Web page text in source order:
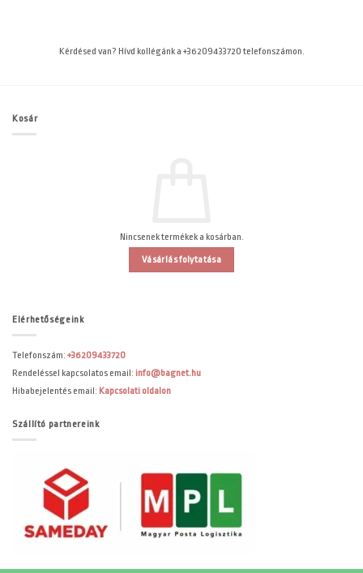
Kérdésed van? Hívd kollégánk a +36209433720 telefonszámon.
Kosár
Nincsenek termékek a kosárban.
Vásárlás folytatása
Elérhetőségeink
Telefonszám: +36209433720
Rendeléssel kapcsolatos email: info@bagnet.hu
Hibabejelentés email: Kapcsolati oldalon
Szállító partnereink